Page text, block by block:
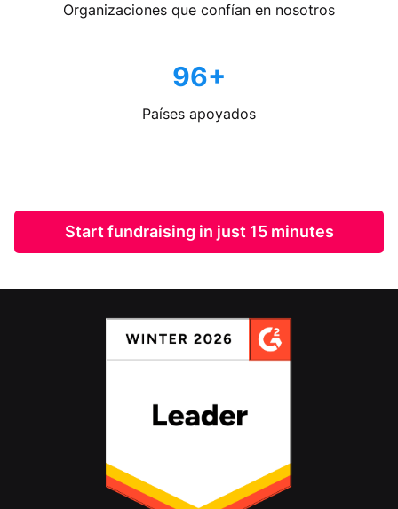
Organizaciones que confían en nosotros
96+
Países apoyados
Start fundraising in just 15 minutes